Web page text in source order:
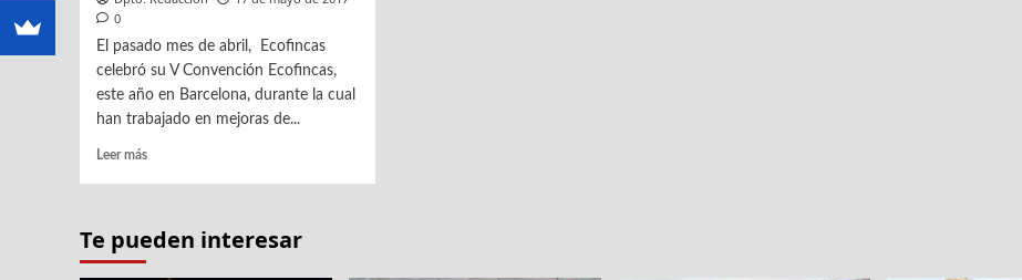
0
El pasado mes de abril, Ecofincas
celebró su V Convención Ecofincas,
este año en Barcelona, durante la cual
han trabajado en mejoras de...
Leer másLeer
Convención
Te pueden interesar